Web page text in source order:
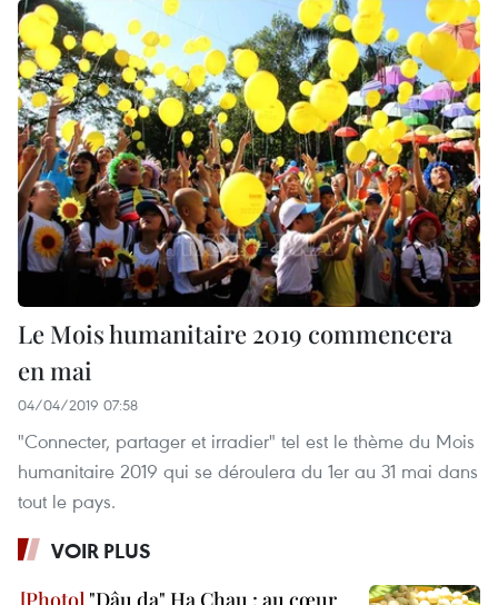
Le Mois humanitaire 2019 commencera
en mai
04/04/2019 07:58
"Connecter, partager et irradier" tel est le thème du Mois
humanitaire 2019 qui se déroulera du 1er au 31 mai dans
tout le pays.
VOIR PLUS
"Dâu da" Ha Chau : au cœur